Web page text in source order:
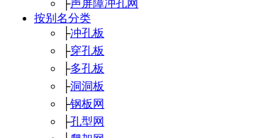
├声屏障冲孔网
按别名分类
├冲孔板
├穿孔板
├多孔板
├洞洞板
├钢板网
├孔型网